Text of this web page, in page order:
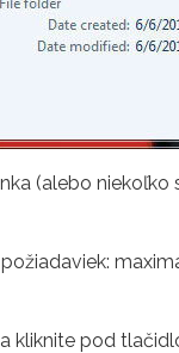
(alebo niekoľko
kliknite pod